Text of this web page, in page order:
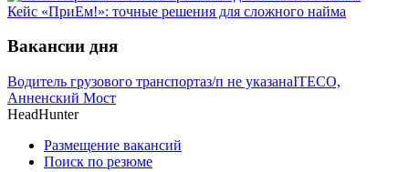
Кейс «ПриЕм!»: точные решения для сложного найма
Вакансии дня
Водитель грузового транспортаз/п не указанаITECO,
Анненский Мост
HeadHunter
Размещение вакансий
Поиск по резюме